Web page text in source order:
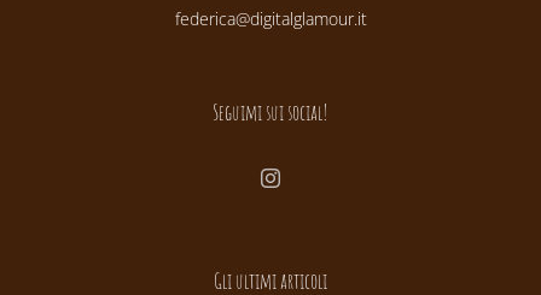
federica@digitalglamour.it
Seguimi sui social!
Gli ultimi articoli